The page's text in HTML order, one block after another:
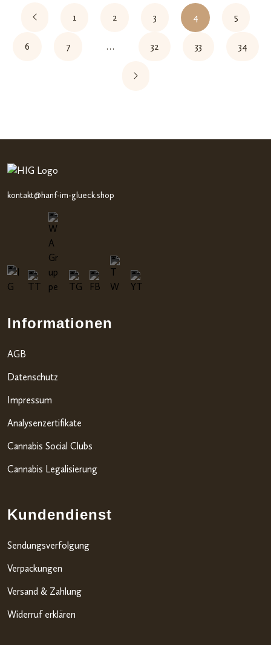
1 2 3 4 5
6 7 … 32 33 34
kontakt@hanf-im-glueck.shop
Informationen
AGB
Datenschutz
Impressum
Analysenzertifikate
Cannabis Social Clubs
Cannabis Legalisierung
Kundendienst
Sendungsverfolgung
Verpackungen
Versand & Zahlung
Widerruf erklären